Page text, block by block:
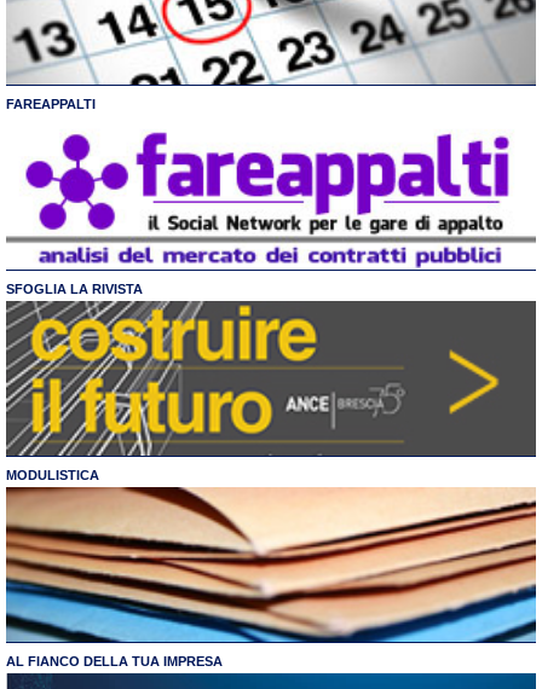
FAREAPPALTI
SFOGLIA LA RIVISTA
MODULISTICA
AL FIANCO DELLA TUA IMPRESA